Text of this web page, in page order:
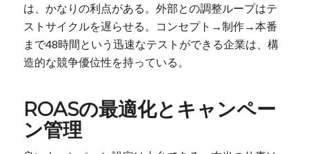
は、かなりの利点がある。外部との調整ループはテ
ストサイクルを遅らせる。コンセプト→制作→本番
まで48時間という迅速なテストができる企業は、構
造的な競争優位性を持っている。
ROASの最適化とキャンペー
ン管理